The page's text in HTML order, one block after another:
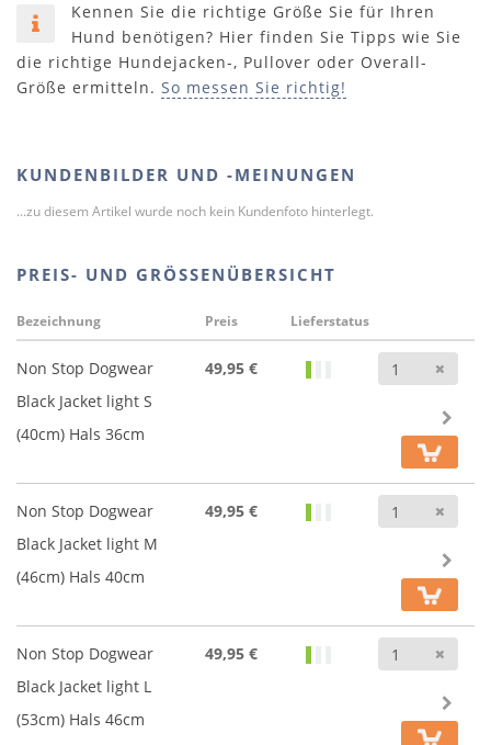
Kennen Sie die richtige Größe Sie für Ihren
Hund benötigen? Hier finden Sie Tipps wie Sie
die richtige Hundejacken-, Pullover oder Overall-
Größe ermitteln. So messen Sie richtig!
KUNDENBILDER UND -MEINUNGEN
...zu diesem Artikel wurde noch kein Kundenfoto hinterlegt.
PREIS- UND GRÖSSENÜBERSICHT
Bezeichnung Preis Lieferstatus
Non Stop Dogwear
Black Jacket light S
(40cm) Hals 36cm
49,95 €
Non Stop Dogwear
Black Jacket light M
(46cm) Hals 40cm
49,95 €
Non Stop Dogwear
Black Jacket light L
(53cm) Hals 46cm
49,95 €